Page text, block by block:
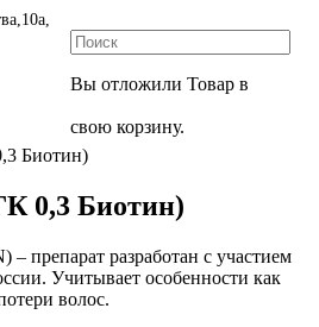
Вы отложили Товар в
свою корзину.
Биотин)
0,3 Биотин)
препарат разработан с участием
Учитывает особенности как
волос.